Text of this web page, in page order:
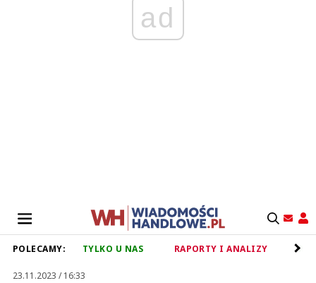
ad
POLECAMY: TYLKO U NAS RAPORTY I ANALIZY
23.11.2023 / 16:33